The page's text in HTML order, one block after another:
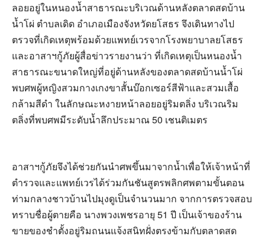
ลอยอยู่ในหนองน้ำสาธารณะบริเวณด้านหลังตลาดสดบ้าน
น้ำโผ่ ตำบลเดิด อำเภอเมืองจังหวัดยโสธร จึงเดินทางไป
ตรวจที่เกิดเหตุพร้อมด้วยแพทย์เวรจากโรงพยาบาลยโสธร
และอาสาฯกู้ภัยผู้สื่อข่าวรายงานว่า ที่เกิดเหตุเป็นหนองน้ำ
สาธารณะขนาดใหญ่ที่อยู่ด้านหลังของตลาดสดบ้านน้ำโผ่
พบศพผู้หญิงสวมกางเกงขาสั้นบ๊อกเซอร์สีฟ้าและสวมเสื้อ
กล้ามสีดำ ในลักษณะหงายหน้าลอยอยู่ริมตลิ่ง บริเวณริม
ตลิ่งที่พบศพมีระดับน้ำลึกประมาณ 50 เชนติเมตร
อาสาฯกู้ภัยจึงได้ช่วยกันนำศพขึ้นมาจากน้ำเพื่อให้เจ้าหน้าที่
ตำรวจและแพทย์เวรได้ร่วมกันชันสูตรพลิกศพตามขั้นตอน
ท่ามกลางชาวบ้านไปมุงดูเป็นจำนวนมาก จากการตรวจสอบ
ทราบชื่อผู้ตายคือ นางพวงเพชรอายุ 51 ปี เป็นเจ้าของร้าน
ขายของชำตั้งอยู่ริมถนนแจ้งสนิทฝั่งตรงข้ามกับตลาดสด